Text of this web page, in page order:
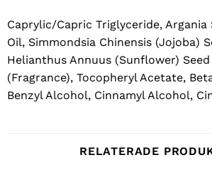
Caprylic/Capric Triglyceride, Argania
Oil, Simmondsia Chinensis (Jojoba)
Helianthus Annuus (Sunflower)
(Fragrance), Tocopheryl Acetate,
Benzyl Alcohol, Cinnamyl Alcohol,
RELATERADE